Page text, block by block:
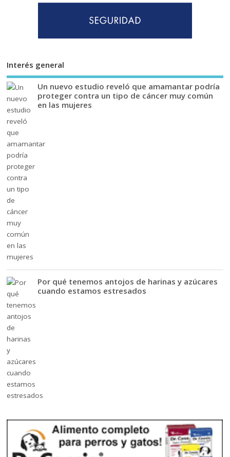
Interés general
Un nuevo estudio reveló que amamantar podría
proteger contra un tipo de cáncer muy común
en las mujeres
Por qué tenemos antojos de harinas y azúcares
cuando estamos estresados